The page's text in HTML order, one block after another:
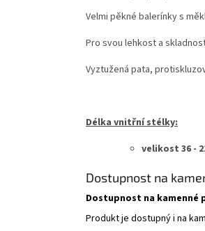
Velmi pěkné balerínky s
Pro svou lehkost a
Vyztužená pata,
Délka vnitřní stélky:
velikost 36 -
Dostupnost na
Dostupnost na kamenné
Produkt je dostupný i na